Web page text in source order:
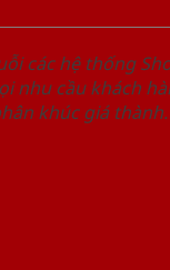
các hệ thống
cầu khách
khúc giá thành.